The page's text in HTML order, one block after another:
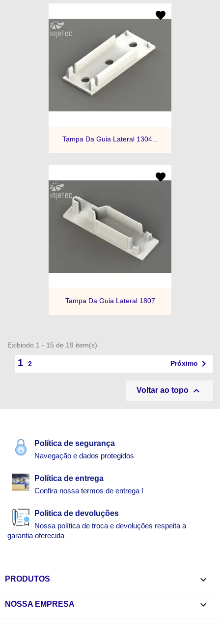
Tampa Da Guia Lateral 1304...
Tampa Da Guia Lateral 1807
Exibindo 1 - 15 de 19 item(s)
1 2 Próximo 
Voltar ao topo 
Política de segurança
Navegação e dados protegidos
Política de entrega
Confira nossa termos de entrega !
Politica de devoluções
Nossa política de troca e devoluções respeita a
garantia oferecida
PRODUTOS 
NOSSA EMPRESA 